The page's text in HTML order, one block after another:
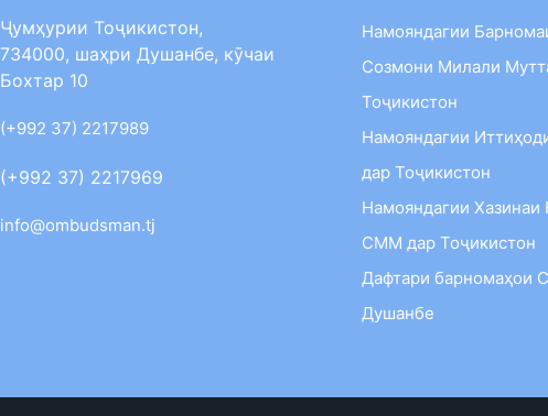
Ҷумҳурии Тоҷикистон,
734000, шаҳри Душанбе, кӯчаи
Бохтар 10
(+992 37) 2217989
(+992 37) 2217969
info@ombudsman.tj
Намояндагии
Созмони Милали
Тоҷикистон
Намояндагии
дар Тоҷикистон
Намояндагии Хазинаи
СММ дар Тоҷикистон
Дафтари барномаҳои
Душанбе